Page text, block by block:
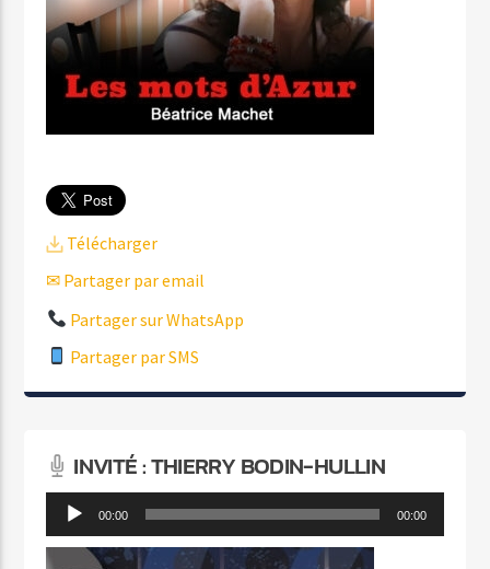
Télécharger
✉ Partager par email
Partager sur WhatsApp
Partager par SMS
INVITÉ : THIERRY BODIN-HULLIN
Lecteur 00:00 00:00